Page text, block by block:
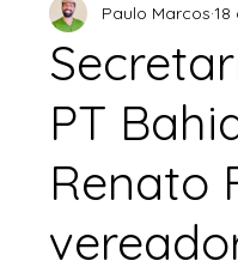
Cultura
Territorial
PT
Renato
Paulo Marcos 18